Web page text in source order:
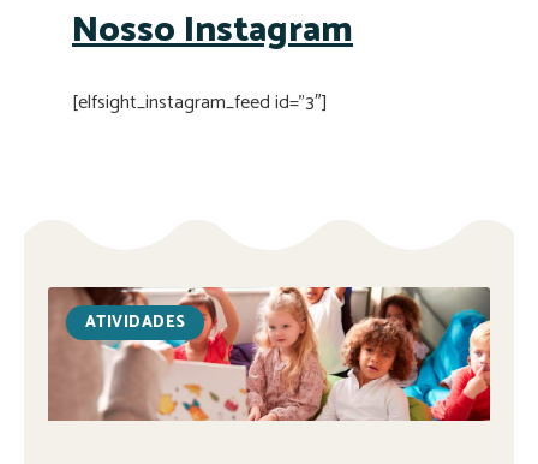
Nosso Instagram
[elfsight_instagram_feed id=”3″]
ATIVIDADES